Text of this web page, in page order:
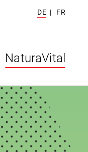
DE | FR
NaturaVital